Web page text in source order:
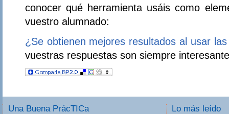
conocer qué herramienta usáis como
vuestro alumnado:
¿Se obtienen mejores resultados al usar
vuestras respuestas son siempre
Una Buena PrácTICa Lo más leído